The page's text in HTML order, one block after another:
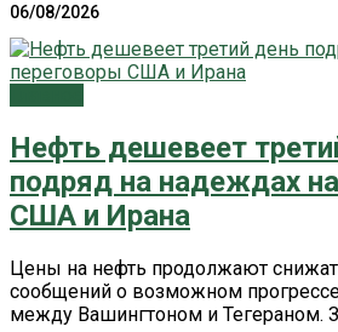
06/08/2026
Нефть дешевеет
подряд на надеждах
США и Ирана
Цены на нефть продолжают
сообщений о возможном
между Вашингтоном и Тегераном.